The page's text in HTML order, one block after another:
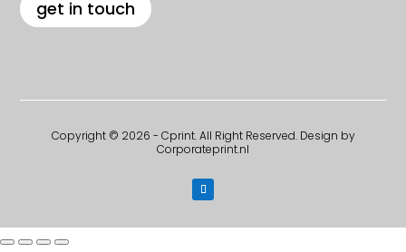
get in touch
Copyright © 2026 - Cprint. All Right Reserved. Design by
Corporateprint.nl